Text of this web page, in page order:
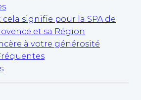
signifie pour la SPA de
et sa Région
à votre générosité